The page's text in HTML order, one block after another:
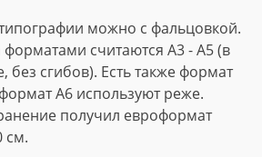
можно с фальцовкой.
считаются А3 - А5 (в
без сгибов). Есть также формат
А6 используют реже.
получил евроформат
см.